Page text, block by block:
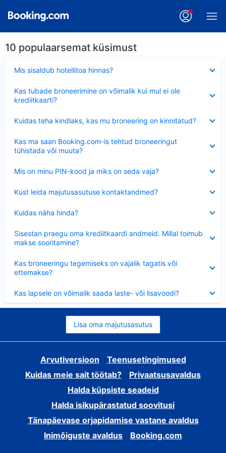
10 populaarsemat küsimust
Mis sisaldub hotellitoa hinnas?
Kas tubade broneerimine on võimalik kui mul ei ole
krediitkaarti?
Kuidas teha kindlaks, kas mu broneering on kinnitatud?
Kas ma saan Booking.com-is tehtud broneeringut
tühistada või muuta?
Mis on minu PIN-kood ja miks on seda vaja?
Kust leida majutusasutuse kontaktandmed?
Kuidas näha hinda?
Sisestan praegu oma krediitkaardi andmeid. Millal toimub
makse sooritamine?
Kas broneeringu tegemiseks on vajalik tagatis või
ettemakse?
Kas lapsele on võimalik saada laste- või lisavoodi?
Lisa oma majutusasutus
Arvutiversioon
Teenusetingimused
Kuidas meie sait töötab?
Privaatsusavaldus
Halda küpsiste seadeid
Halda isikupärastatud soovitusi
Tänapäevase orjapidamise vastane avaldus
Inimõiguste avaldus
Booking.com